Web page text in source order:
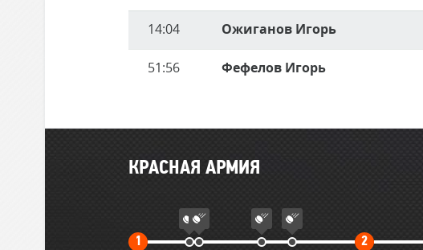
14:04 Ожиганов Игорь
51:56 Фефелов Игорь
Главные
КРАСНАЯ АРМИЯ
1 Первый
2Второй